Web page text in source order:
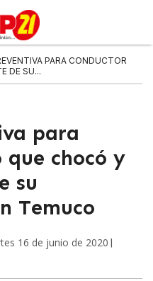
PARA CONDUCTOR
DE SU...
para
chocó y
su
Temuco
16 de junio de 2020